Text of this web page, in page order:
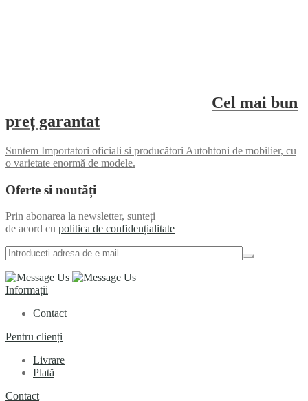
Cel mai bun
preț garantat
Suntem Importatori oficiali si producători Autohtoni de mobilier, cu
o varietate enormă de modele.
Oferte si noutăți
Prin abonarea la newsletter, sunteți
de acord cu politica de confidențialitate
Informații
Contact
Pentru clienți
Livrare
Plată
Contact